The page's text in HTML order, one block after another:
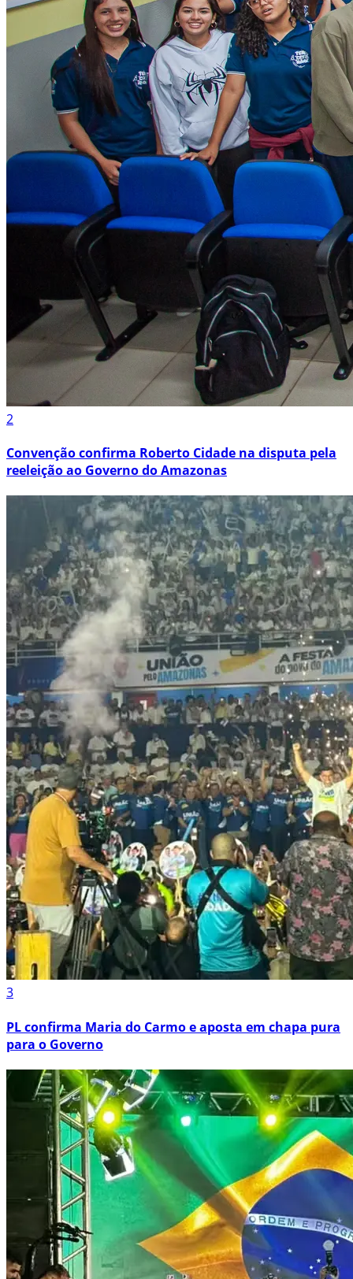
2
Convenção confirma Roberto Cidade na disputa pela
reeleição ao Governo do Amazonas
3
PL confirma Maria do Carmo e aposta em chapa pura
para o Governo